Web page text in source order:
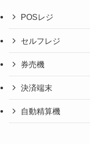
POSレジ
セルフレジ
券売機
決済端末
自動精算機